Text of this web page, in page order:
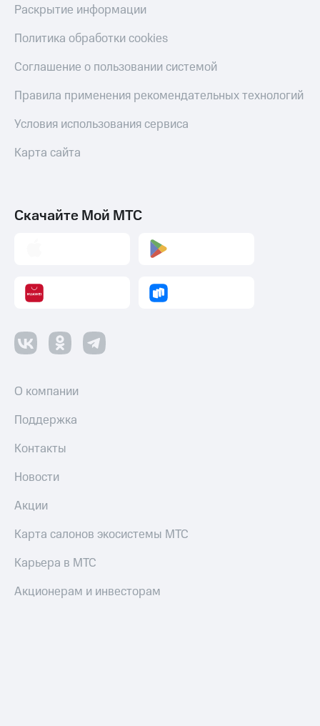
Раскрытие информации
Политика обработки cookies
Соглашение о пользовании системой
Правила применения рекомендательных технологий
Условия использования сервиса
Карта сайта
Скачайте Мой МТС
О компании
Поддержка
Контакты
Новости
Акции
Карта салонов экосистемы МТС
Карьера в МТС
Акционерам и инвесторам